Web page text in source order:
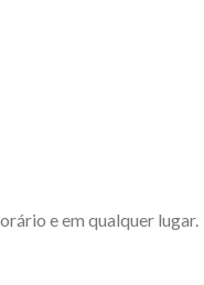
e em qualquer lugar.